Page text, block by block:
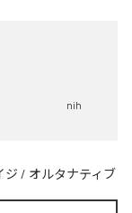
nih
ジ / オルタナティブ